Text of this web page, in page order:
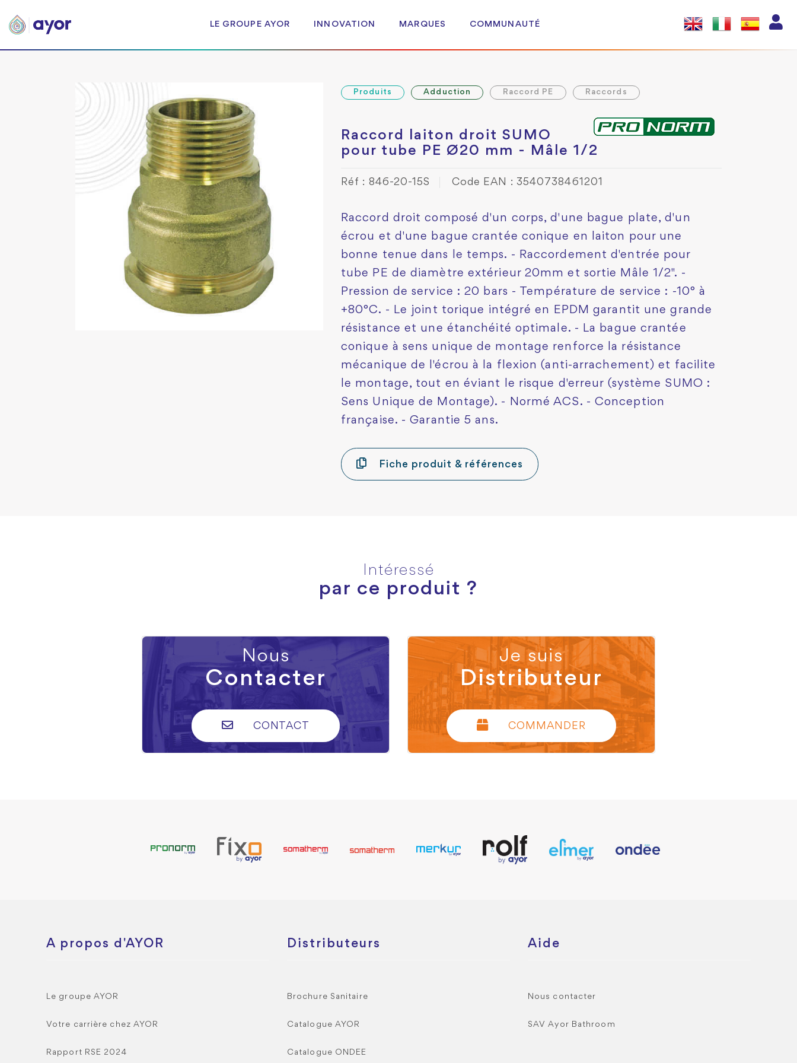
LE GROUPE AYOR INNOVATION MARQUES COMMUNAUTÉ
Produits Adduction Raccord PE Raccords
Raccord laiton droit SUMO
pour tube PE Ø20 mm - Mâle 1/2
Réf : 846-20-15S Code EAN : 3540738461201
Raccord droit composé d'un corps, d'une bague plate, d'un
écrou et d'une bague crantée conique en laiton pour une
bonne tenue dans le temps. - Raccordement d'entrée pour
tube PE de diamètre extérieur 20mm et sortie Mâle 1/2". -
Pression de service : 20 bars - Température de service : -10° à
+80°C. - Le joint torique intégré en EPDM garantit une grande
résistance et une étanchéité optimale. - La bague crantée
conique à sens unique de montage renforce la résistance
mécanique de l'écrou à la flexion (anti-arrachement) et facilite
le montage, tout en éviant le risque d'erreur (système SUMO :
Sens Unique de Montage). - Normé ACS. - Conception
française. - Garantie 5 ans.
Fiche produit & références
Intéressé
par ce produit ?
Nous
Contacter
CONTACT
Je suis
Distributeur
COMMANDER
A propos d'AYOR
Le groupe AYOR
Votre carrière chez AYOR
Rapport RSE 2024
Distributeurs
Brochure Sanitaire
Catalogue AYOR
Catalogue ONDEE
Aide
Nous contacter
SAV Ayor Bathroom